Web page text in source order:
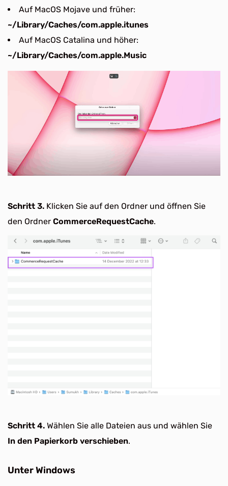
Auf MacOS Mojave und früher:
~/Library/Caches/com.apple.itunes
Auf MacOS Catalina und höher:
~/Library/Caches/com.apple.Music
Schritt 3. Klicken Sie auf den Ordner und öffnen Sie
den Ordner CommerceRequestCache.
Schritt 4. Wählen Sie alle Dateien aus und wählen Sie
In den Papierkorb verschieben.
Unter Windows